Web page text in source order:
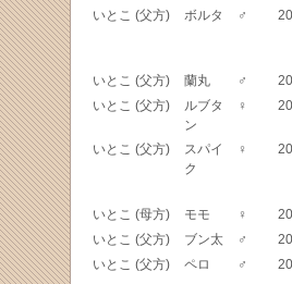
いとこ (父方) ボルタ ♂
いとこ (父方) 蘭丸 ♂
いとこ (父方)
ルブタ
ン
♀
いとこ (父方)
スパイ
ク
♀
いとこ (母方) モモ ♀
いとこ (父方) ブン太 ♂
いとこ (父方) ペロ ♂